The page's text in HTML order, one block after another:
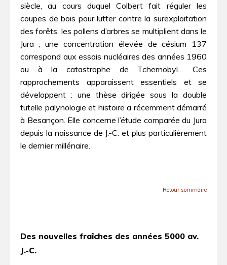
siècle, au cours duquel Colbert fait réguler les
coupes de bois pour lutter contre la surexploitation
des forêts, les pollens d’arbres se multiplient dans le
Jura ; une concentration élevée de césium 137
correspond aux essais nucléaires des années 1960
ou à la catastrophe de Tchernobyl… Ces
rapprochements apparaissent essentiels et se
développent : une thèse dirigée sous la double
tutelle palynologie et histoire a récemment démarré
à Besançon. Elle concerne l’étude comparée du Jura
depuis la naissance de J.-C. et plus particulièrement
le dernier millénaire.
Retour sommaire
Des nouvelles fraîches des années 5000 av.
J.-C.